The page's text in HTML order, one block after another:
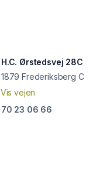
H.C. Ørstedsvej 28C
1879 Frederiksberg C
Vis vejen
70 23 06 66